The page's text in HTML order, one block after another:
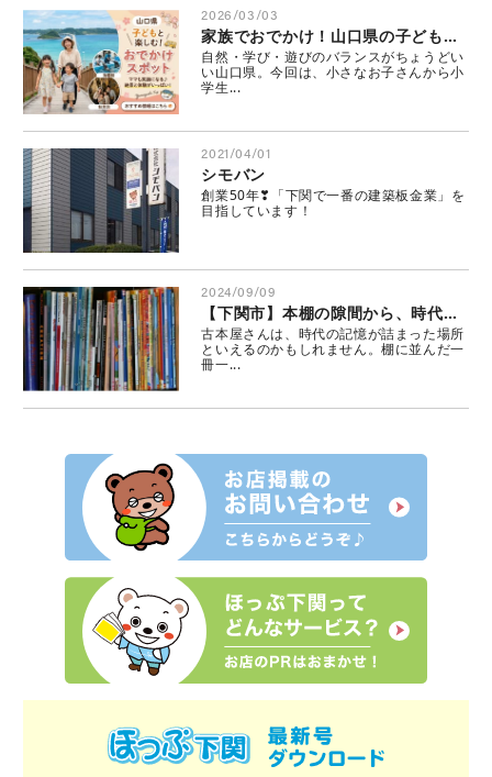
2026/03/03
家族でおでかけ！山口県の子ども連れにおすすめスポット
自然・学び・遊びのバランスがちょうどい
い山口県。今回は、小さなお子さんから小
学生...
2021/04/01
シモバン
創業50年❣「下関で一番の建築板金業」を
目指しています！
2024/09/09
【下関市】本棚の隙間から、時代の声が聞こえる古本屋、9/12にオープン！！
古本屋さんは、時代の記憶が詰まった場所
といえるのかもしれません。棚に並んだ一
冊一...